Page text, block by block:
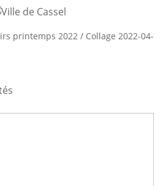
printemps 2022 / Collage 2022-04-